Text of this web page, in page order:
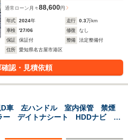
通常ローン 月々88,600円
年式 2024年 走行 0.3万km
車検
'27/06 修復
なし
保証
保証付 整備
法定整備付
住所
愛知県名古屋市港区
認・見積依頼
車 左ハンドル 室内保管 禁煙
ー デイトナシート HDDナビ
換済み 電動ミラー 純正アル
有り